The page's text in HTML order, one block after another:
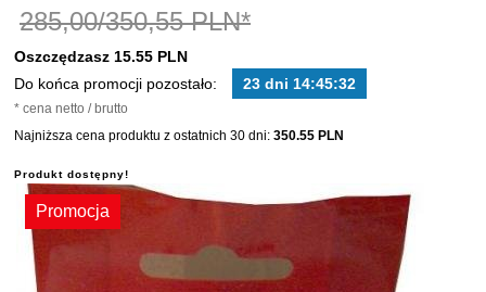
285,00/350,55 PLN*
Oszczędzasz 15.55 PLN
Do końca promocji pozostało:
23 dni 14:45:32
* cena netto / brutto
Najniższa cena produktu z ostatnich 30 dni: 350.55 PLN
Produkt dostępny!
Promocja